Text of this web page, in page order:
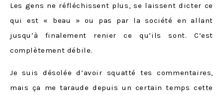
Les gens ne réfléchissent plus, se laissent dicter ce
qui est « beau » ou pas par la société en allant
jusqu’à finalement renier ce qu’ils sont. C’est
complètement débile.
Je suis désolée d’avoir squatté tes commentaires,
mais ça me taraude depuis un certain temps cette